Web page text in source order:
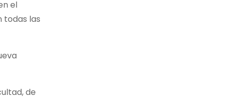
el
todas las
de